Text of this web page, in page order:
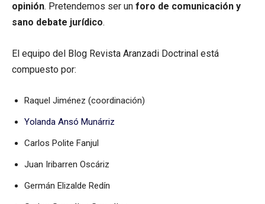
opinión. Pretendemos ser un foro de comunicación y
sano debate jurídico.
El equipo del Blog Revista Aranzadi Doctrinal está
compuesto por:
Raquel Jiménez (coordinación)
Yolanda Ansó Munárriz
Carlos Polite Fanjul
Juan Iribarren Oscáriz
Germán Elizalde Redín